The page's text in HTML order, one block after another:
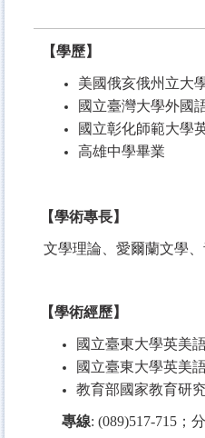
【學歷】
美國俄亥俄州立大
國立臺灣大學外國
國立彰化師範大學
高雄中學畢業
【學術專長】
文學理論、愛爾蘭文學
【學術經歷】
國立臺東大學英美
國立臺東大學英美
教育部國家教育研
專線: (089)517-715 ；